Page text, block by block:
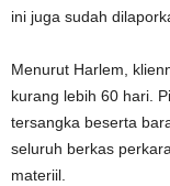
ini juga sudah
Menurut Harlem,
kurang lebih 60 hari.
tersangka beserta
seluruh berkas
materiil.